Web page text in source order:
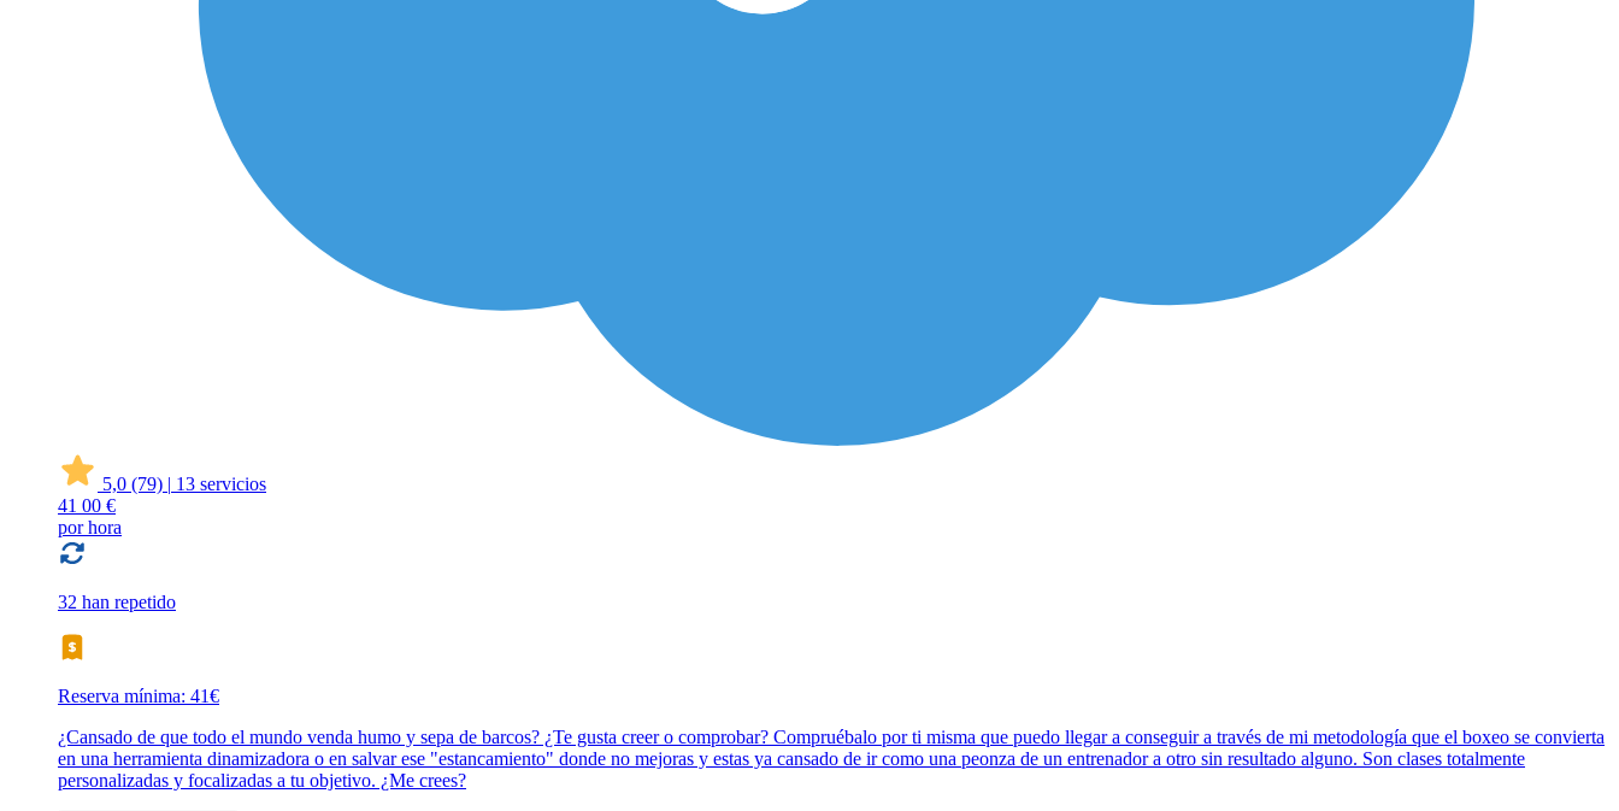
5,0 (79) | 13 servicios
41 00 €
por hora
32 han repetido
Reserva mínima: 41€
¿Cansado de que todo el mundo venda humo y sepa de barcos? ¿Te gusta creer o comprobar? Compruébalo por ti misma que puedo llegar a conseguir a través de mi metodología que el boxeo se convierta
en una herramienta dinamizadora o en salvar ese "estancamiento" donde no mejoras y estas ya cansado de ir como una peonza de un entrenador a otro sin resultado alguno. Son clases totalmente
personalizadas y focalizadas a tu objetivo. ¿Me crees?